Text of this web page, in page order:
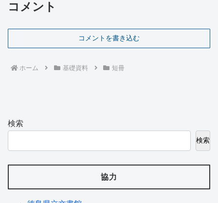
コメント
コメントを書き込む
ホーム 基礎資料 短冊
検索
検索
協力